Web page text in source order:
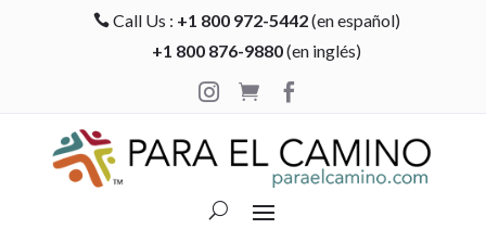
 Call Us : +1 800 972-5442(en español)
+1 800 876-9880(en inglés)

 